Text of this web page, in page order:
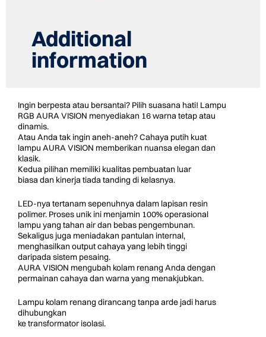
Additional
information
Ingin berpesta atau bersantai? Pilih suasana hati! Lampu
RGB AURA VISION menyediakan 16 warna tetap atau
dinamis.
Atau Anda tak ingin aneh-aneh? Cahaya putih kuat
lampu AURA VISION memberikan nuansa elegan dan
klasik.
Kedua pilihan memiliki kualitas pembuatan luar
biasa dan kinerja tiada tanding di kelasnya.
LED-nya tertanam sepenuhnya dalam lapisan resin
polimer. Proses unik ini menjamin 100% operasional
lampu yang tahan air dan bebas pengembunan.
Sekaligus juga meniadakan pantulan internal,
menghasilkan output cahaya yang lebih tinggi
daripada sistem pesaing.
AURA VISION mengubah kolam renang Anda dengan
permainan cahaya dan warna yang menakjubkan.
Lampu kolam renang dirancang tanpa arde jadi harus
dihubungkan
ke transformator isolasi.